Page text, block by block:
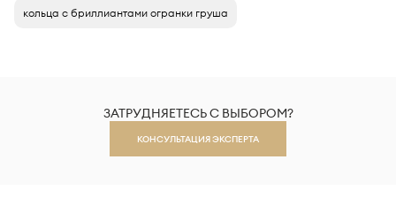
кольца с бриллиантами огранки груша
ЗАТРУДНЯЕТЕСЬ С ВЫБОРОМ?
КОНСУЛЬТАЦИЯ ЭКСПЕРТА